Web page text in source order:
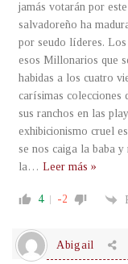
jamás votarán por
salvadoreño ha
por seudo líderes.
esos Millonarios que
habidas a los cuatro
carísimas colecciones
sus ranchos en las
exhibicionismo cruel
se nos caiga la baba
la… Leer más »
4 -2
Abigail